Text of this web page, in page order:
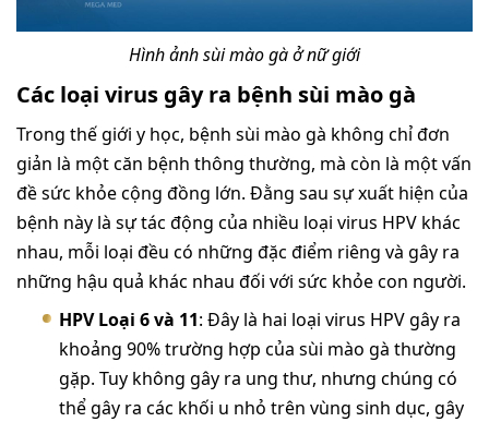
Hình ảnh sùi mào gà ở nữ giới
Các loại virus gây ra bệnh sùi mào gà
Trong thế giới y học, bệnh sùi mào gà không chỉ đơn
giản là một căn bệnh thông thường, mà còn là một vấn
đề sức khỏe cộng đồng lớn. Đằng sau sự xuất hiện của
bệnh này là sự tác động của nhiều loại virus HPV khác
nhau, mỗi loại đều có những đặc điểm riêng và gây ra
những hậu quả khác nhau đối với sức khỏe con người.
HPV Loại 6 và 11: Đây là hai loại virus HPV gây ra
khoảng 90% trường hợp của sùi mào gà thường
gặp. Tuy không gây ra ung thư, nhưng chúng có
thể gây ra các khối u nhỏ trên vùng sinh dục, gây